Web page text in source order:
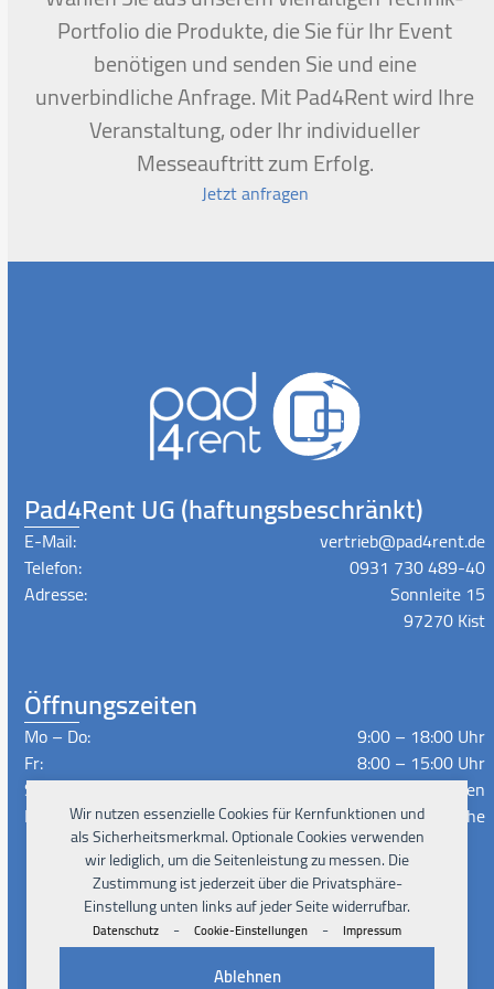
Wir nutzen essenzielle Cookies für Kernfunktionen und
als Sicherheitsmerkmal. Optionale Cookies verwenden
wir lediglich, um die Seitenleistung zu messen. Die
Zustimmung ist jederzeit über die Privatsphäre-
Einstellung unten links auf jeder Seite widerrufbar.
Datenschutz - Cookie-Einstellungen - Impressum
Ablehnen
slidePortfolio die Produkte, die Sie für Ihr Event
benötigen und senden Sie und eine
unverbindliche Anfrage. Mit Pad4Rent wird Ihre
Veranstaltung, oder Ihr individueller
Messeauftritt zum Erfolg.
Jetzt anfragen
Pad4Rent UG (haftungsbeschränkt)
E-Mail:
vertrieb@pad4rent.de
Telefon:
0931 730 489-40
Adresse:
Sonnleite 15
97270 Kist
Öffnungszeiten
Mo – Do:
9:00 – 18:00 Uhr
Fr:
8:00 – 15:00 Uhr
Sa – So:
Geschlossen
Lieferzeiten:
Nach Absprache
Instagram
Facebook
XingLinkedIn
YouTube